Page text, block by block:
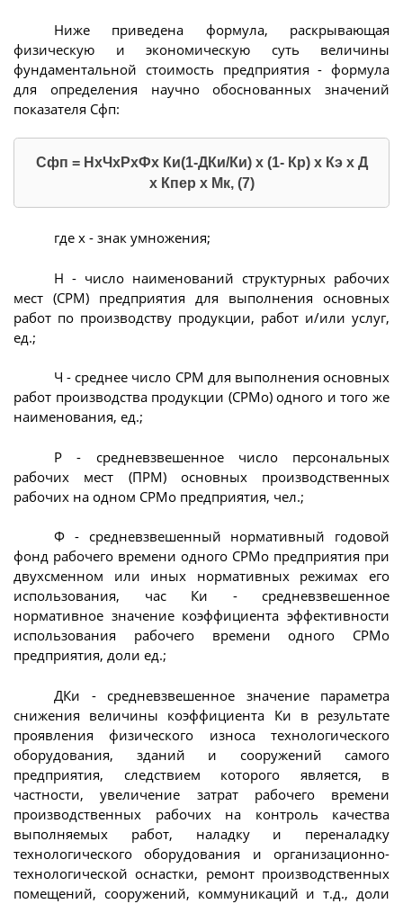
Ниже приведена формула, раскрывающая
физическую и экономическую суть величины
фундаментальной стоимость предприятия - формула
для определения научно обоснованных значений
показателя Сфп:
Сфп = НхЧхРхФх Ки(1-ДКи/Ки) х (1- Кр) х Кэ х Д
х Кпер х Мк, (7)
где х - знак умножения;
Н - число наименований структурных рабочих
мест (СРМ) предприятия для выполнения основных
работ по производству продукции, работ и/или услуг,
ед.;
Ч - среднее число СРМ для выполнения основных
работ производства продукции (СРМо) одного и того же
наименования, ед.;
Р - средневзвешенное число персональных
рабочих мест (ПРМ) основных производственных
рабочих на одном СРМо предприятия, чел.;
Ф - средневзвешенный нормативный годовой
фонд рабочего времени одного СРМо предприятия при
двухсменном или иных нормативных режимах его
использования, час Ки - средневзвешенное
нормативное значение коэффициента эффективности
использования рабочего времени одного СРМо
предприятия, доли ед.;
ДКи - средневзвешенное значение параметра
снижения величины коэффициента Ки в результате
проявления физического износа технологического
оборудования, зданий и сооружений самого
предприятия, следствием которого является, в
частности, увеличение затрат рабочего времени
производственных рабочих на контроль качества
выполняемых работ, наладку и переналадку
технологического оборудования и организационно-
технологической оснастки, ремонт производственных
помещений, сооружений, коммуникаций и т.д., доли